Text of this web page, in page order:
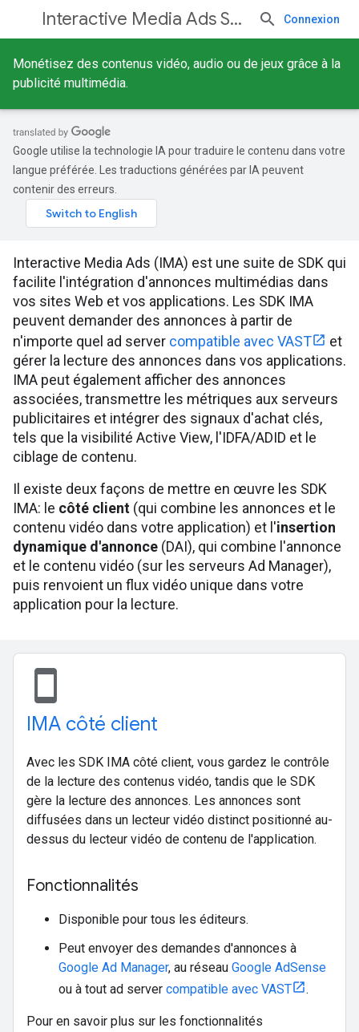
Interactive Media Ads SDKs Connexion
Monétisez des contenus vidéo, audio ou de jeux grâce à la
publicité multimédia.
Google utilise la technologie IA pour traduire le contenu dans votre
langue préférée. Les traductions générées par IA peuvent
contenir des erreurs.
Interactive Media Ads (IMA) est une suite de SDK qui
facilite l'intégration d'annonces multimédias dans
vos sites Web et vos applications. Les SDK IMA
peuvent demander des annonces à partir de
n'importe quel ad server compatible avec VAST
et
gérer la lecture des annonces dans vos applications.
IMA peut également afficher des annonces
associées, transmettre les métriques aux serveurs
publicitaires et intégrer des signaux d'achat clés,
tels que la visibilité Active View, l'IDFA/ADID et le
ciblage de contenu.
Il existe deux façons de mettre en œuvre les SDK
IMA: le côté client (qui combine les annonces et le
contenu vidéo dans votre application) et l'insertion
dynamique d'annonce (DAI), qui combine l'annonce
et le contenu vidéo (sur les serveurs Ad Manager),
puis renvoient un flux vidéo unique dans votre
application pour la lecture.
stay_current_portrait
IMA côté client
Avec les SDK IMA côté client, vous gardez le contrôle
de la lecture des contenus vidéo, tandis que le SDK
gère la lecture des annonces. Les annonces sont
diffusées dans un lecteur vidéo distinct positionné au-
dessus du lecteur vidéo de contenu de l'application.
Fonctionnalités
Disponible pour tous les éditeurs.
Peut envoyer des demandes d'annonces à
Google Ad Manager, au réseau Google AdSense
ou à tout ad server compatible avec VAST .
Pour en savoir plus sur les fonctionnalités